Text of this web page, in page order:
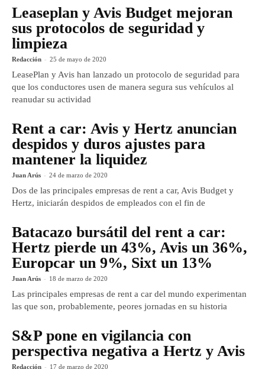
Leaseplan y Avis Budget mejoran
sus protocolos de seguridad y
limpieza
Redacción - 25 de mayo de 2020
LeasePlan y Avis han lanzado un protocolo de seguridad para
que los conductores usen de manera segura sus vehículos al
reanudar su actividad
Rent a car: Avis y Hertz anuncian
despidos y duros ajustes para
mantener la liquidez
Juan Arús - 24 de marzo de 2020
Dos de las principales empresas de rent a car, Avis Budget y
Hertz, iniciarán despidos de empleados con el fin de
Batacazo bursátil del rent a car:
Hertz pierde un 43%, Avis un 36%,
Europcar un 9%, Sixt un 13%
Juan Arús - 18 de marzo de 2020
Las principales empresas de rent a car del mundo experimentan
las que son, probablemente, peores jornadas en su historia
S&P pone en vigilancia con
perspectiva negativa a Hertz y Avis
Redacción - 17 de marzo de 2020